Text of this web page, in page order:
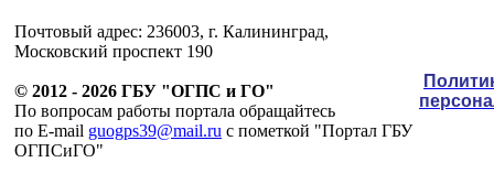
Почтовый адрес: 236003, г. Калининград,
Московский проспект 190
© 2012 - 2026 ГБУ "ОГПС и ГО"
По вопросам работы портала обращайтесь
по E-mail guogps39@mail.ru c пометкой "Портал ГБУ
ОГПСиГО"